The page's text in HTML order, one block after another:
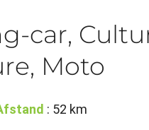
car,
Moto
: 52 km